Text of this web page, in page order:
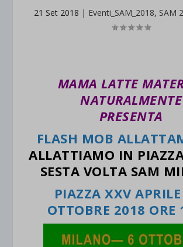
21 Set 2018 | Eventi_SAM_2018, SAM
MAMA LATTE
NATURALMENTE
PRESENTA
FLASH MOB
ALLATTIAMO IN
SESTA VOLTA SAM
PIAZZA XXV
OTTOBRE 2018 ORE